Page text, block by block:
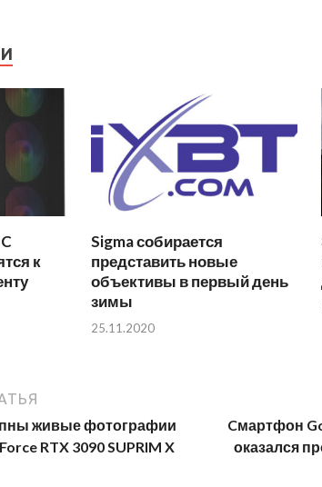
к
Sigma собирается
представить новые
объективы в первый день
зимы
25.11.2020
живые фотографии
RTX 3090 SUPRIM X
Cмартфон
оказался